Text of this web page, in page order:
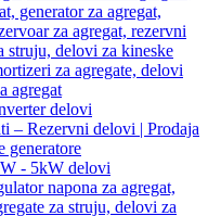
delovi
- 5kW delovi